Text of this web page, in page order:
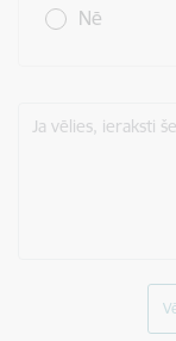
Nē
Ja vēlies, ieraksti